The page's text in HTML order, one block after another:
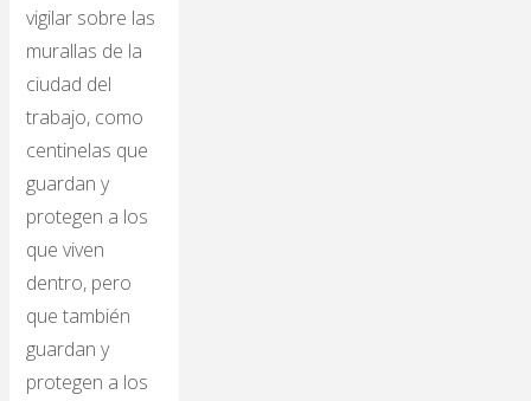
vigilar sobre las
murallas de la
ciudad del
trabajo, como
centinelas que
guardan y
protegen a los
que viven
dentro, pero
que también
guardan y
protegen a los